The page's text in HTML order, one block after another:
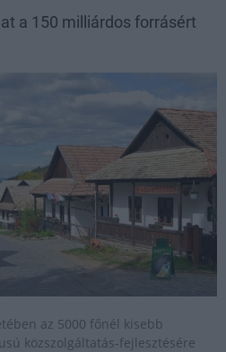
a 150 milliárdos forrásért
az 5000 főnél kisebb
közszolgáltatás-fejlesztésére